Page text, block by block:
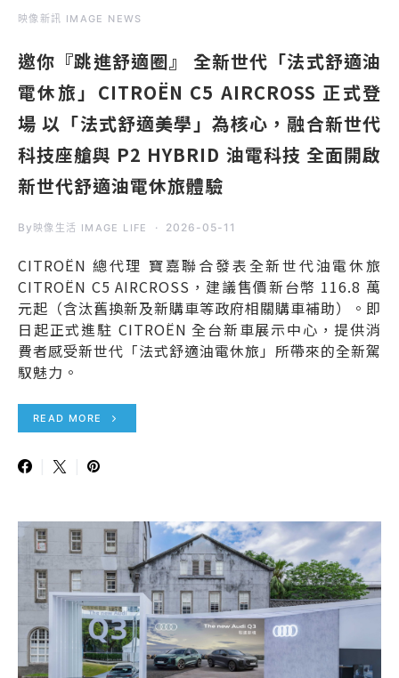
映像新訊 IMAGE NEWS
邀你『跳進舒適圈』 全新世代「法式舒適油
電休旅」CITROËN C5 AIRCROSS 正式登
場 以「法式舒適美學」為核心，融合新世代
科技座艙與 P2 HYBRID 油電科技 全面開啟
新世代舒適油電休旅體驗
By 映像生活 IMAGE LIFE 2026-05-11
CITROËN 總代理 寶嘉聯合發表全新世代油電休旅
CITROËN C5 AIRCROSS，建議售價新台幣 116.8 萬
元起（含汰舊換新及新購車等政府相關購車補助）。即
日起正式進駐 CITROËN 全台新車展示中心，提供消
費者感受新世代「法式舒適油電休旅」所帶來的全新駕
馭魅力。
READ MORE